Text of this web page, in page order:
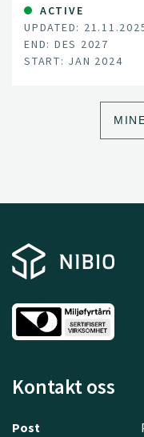
ACTIVE
UPDATED:
END: DES 2027
START: JAN 2024
Kontakt oss
Post